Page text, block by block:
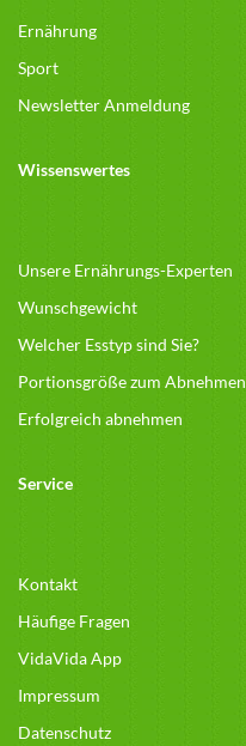
Ernährung
Sport
Newsletter Anmeldung
Wissenswertes
Unsere Ernährungs-Experten
Wunschgewicht
Welcher Esstyp sind Sie?
Portionsgröße zum Abnehmen
Erfolgreich abnehmen
Service
Kontakt
Häufige Fragen
VidaVida App
Impressum
Datenschutz